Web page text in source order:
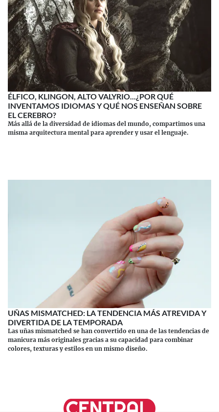
ÉLFICO, KLINGON, ALTO VALYRIO...¿POR QUÉ
INVENTAMOS IDIOMAS Y QUÉ NOS ENSEÑAN SOBRE
EL CEREBRO?
Más allá de la diversidad de idiomas del mundo, compartimos una
misma arquitectura mental para aprender y usar el lenguaje.
UÑAS MISMATCHED: LA TENDENCIA MÁS ATREVIDA Y
DIVERTIDA DE LA TEMPORADA
Las uñas mismatched se han convertido en una de las tendencias de
manicura más originales gracias a su capacidad para combinar
colores, texturas y estilos en un mismo diseño.